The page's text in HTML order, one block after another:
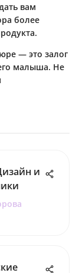
вам
более
— это залог
малыша. Не
и